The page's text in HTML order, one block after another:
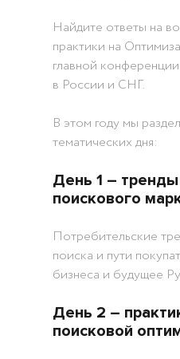
Найдите ответы на
практики на
главной
в России и СНГ.
В этом году мы
тематических дня:
День 1 ― тренды
поискового
Потребительские
поиска и пути
бизнеса и будущее
День 2 ―
поисковой